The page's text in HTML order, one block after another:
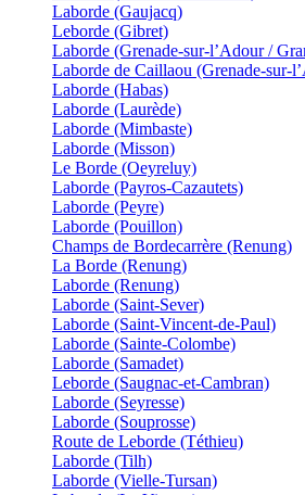
Laborde (Gaujacq)
Leborde (Gibret)
Laborde (Grenade-sur-l’Adour /
Laborde de Caillaou (Grenade-sur-
Laborde (Habas)
Laborde (Laurède)
Laborde (Mimbaste)
Laborde (Misson)
Le Borde (Oeyreluy)
Laborde (Payros-Cazautets)
Laborde (Peyre)
Laborde (Pouillon)
Champs de Bordecarrère (Renung)
La Borde (Renung)
Laborde (Renung)
Laborde (Saint-Sever)
Laborde (Saint-Vincent-de-Paul)
Laborde (Sainte-Colombe)
Laborde (Samadet)
Leborde (Saugnac-et-Cambran)
Laborde (Seyresse)
Laborde (Souprosse)
Route de Leborde (Téthieu)
Laborde (Tilh)
Laborde (Vielle-Tursan)